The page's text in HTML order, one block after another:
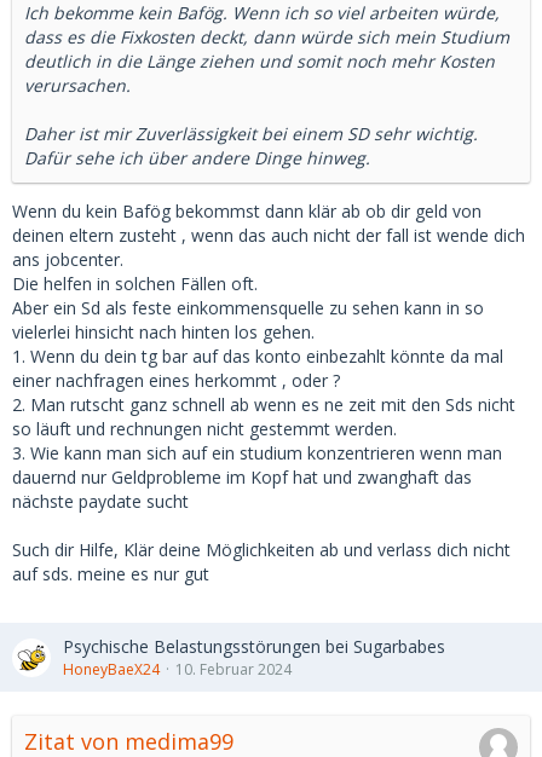
Ich bekomme kein Bafög. Wenn ich so viel arbeiten würde,
dass es die Fixkosten deckt, dann würde sich mein Studium
deutlich in die Länge ziehen und somit noch mehr Kosten
verursachen.
Daher ist mir Zuverlässigkeit bei einem SD sehr wichtig.
Dafür sehe ich über andere Dinge hinweg.
Wenn du kein Bafög bekommst dann klär ab ob dir geld von
deinen eltern zusteht , wenn das auch nicht der fall ist wende dich
ans jobcenter.
Die helfen in solchen Fällen oft.
Aber ein Sd als feste einkommensquelle zu sehen kann in so
vielerlei hinsicht nach hinten los gehen.
1. Wenn du dein tg bar auf das konto einbezahlt könnte da mal
einer nachfragen eines herkommt , oder ?
2. Man rutscht ganz schnell ab wenn es ne zeit mit den Sds nicht
so läuft und rechnungen nicht gestemmt werden.
3. Wie kann man sich auf ein studium konzentrieren wenn man
dauernd nur Geldprobleme im Kopf hat und zwanghaft das
nächste paydate sucht
Such dir Hilfe, Klär deine Möglichkeiten ab und verlass dich nicht
auf sds. meine es nur gut
Psychische Belastungsstörungen bei Sugarbabes
HoneyBaeX24 10. Februar 2024
Zitat von medima99